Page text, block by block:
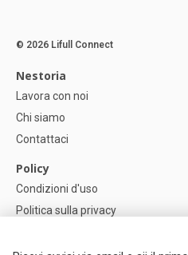
© 2026 Lifull Connect
Nestoria
Lavora con noi
Chi siamo
Contattaci
Policy
Condizioni d'uso
Politica sulla privacy